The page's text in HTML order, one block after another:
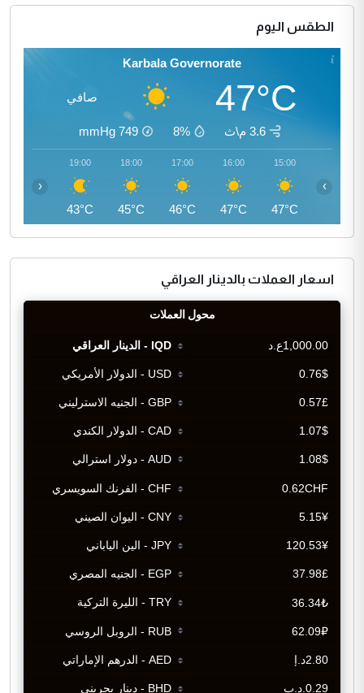
الطقس اليوم
Karbala Governorate
47°C صافي
3.6 م\ث 8%
749
mmHg
15:00
47°C
16:00
47°C
17:00
46°C
18:00
45°C
19:00
43°C
‹ ›
اسعار العملات بالدينار العراقي